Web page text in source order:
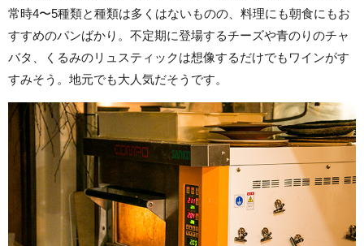
常時4〜5種類と種類は多くはないものの、料理にも朝食にもお
すすめのパンばかり。不定期に登場するチーズや青のりのチャ
バタ、くるみのリュスティックは想像するだけでもワインがす
すみそう。地元でも大人気だそうです。